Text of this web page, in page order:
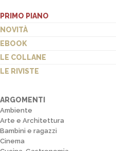
PRIMO PIANO
NOVITÀ
EBOOK
LE COLLANE
LE RIVISTE
ARGOMENTI
Ambiente
Arte e Architettura
Bambini e ragazzi
Cinema